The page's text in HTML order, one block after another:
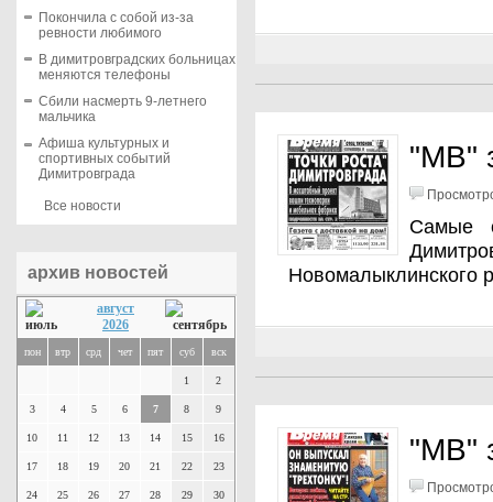
Покончила с собой из-за
ревности любимого
В димитровградских больницах
меняются телефоны
Сбили насмерть 9-летнего
мальчика
Афиша культурных и
спортивных событий
Димитровграда
Все новости
архив новостей
август
2026
пон втр срд чет пят суб вск
1 2
3 4 5 6 7 8 9
10 11 12 13 14 15 16
17 18 19 20 21 22 23
24 25 26 27 28 29 30
"МВ"
Самые
Новомалыклинского
"МВ"